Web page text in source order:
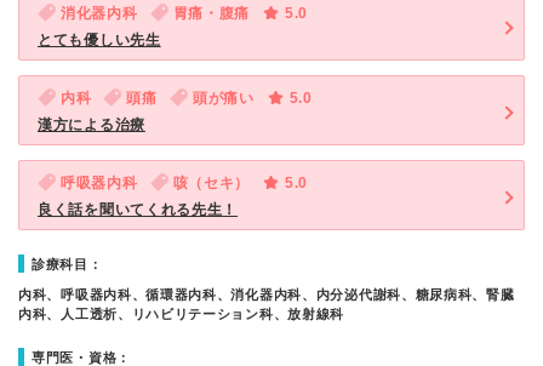
消化器内科 胃痛・腹痛
5.0
とても優しい先生
内科 頭痛 頭が痛い
5.0
漢方による治療
呼吸器内科 咳（セキ）
5.0
良く話を聞いてくれる先生！
診療科目：
内科、呼吸器内科、循環器内科、消化器内科、内分泌代謝科、糖尿病科、腎臓
内科、人工透析、リハビリテーション科、放射線科
専門医・資格：